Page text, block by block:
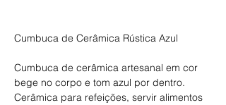
Cumbuca de Cerâmica Rústica Azul
Cumbuca de cerâmica artesanal em cor
bege no corpo e tom azul por dentro.
Cerâmica para refeições, servir alimentos